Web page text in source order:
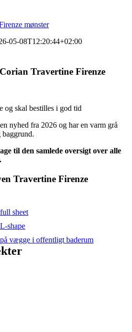
05-08T12:20:44+02:00
Travertine Firenze
og skal bestilles i god tid
nyhed fra 2026 og har en varm grå
baggrund.
til den samlede oversigt over alle
Travertine Firenze